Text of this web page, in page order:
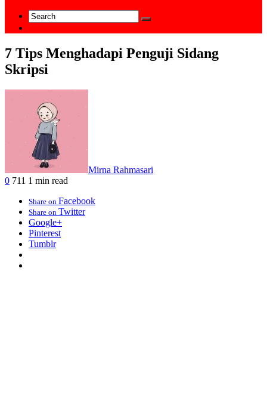
7 Tips Menghadapi Penguji Sidang
Skripsi
Mirna Rahmasari
0 711 1 min read
Share on Facebook
Share on Twitter
Google+
Pinterest
Tumblr